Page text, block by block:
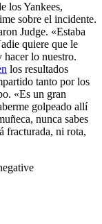
los Yankees,
sobre el incidente.
Judge. «Estaba
quiere que le
lo nuestro.
los resultados
tanto por los
«Es un gran
golpeado allí
nunca sabes
fracturada, ni rota,